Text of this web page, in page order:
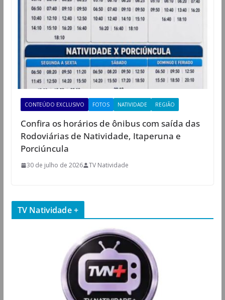
CONTEÚDO EXCLUSIVO FOTOS NATIVIDADE REGIÃO
Confira os horários de ônibus com saída das
Rodoviárias de Natividade, Itaperuna e
Porciúncula
30 de julho de 2026 TV Natividade
TV Natividade +